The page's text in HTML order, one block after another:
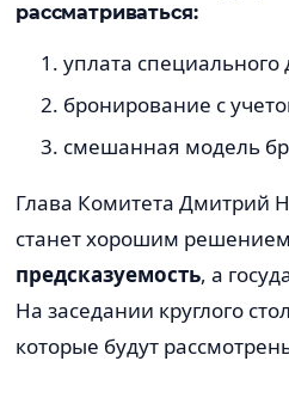
рассматриваться:
уплата
бронирование с
смешанная модель
Глава Комитета Дмитрий
станет хорошим
предсказуемость, а
На заседании круглого
которые будут